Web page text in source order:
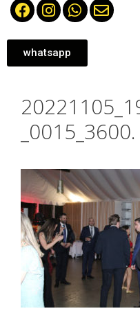
whatsapp
_0015_3600.